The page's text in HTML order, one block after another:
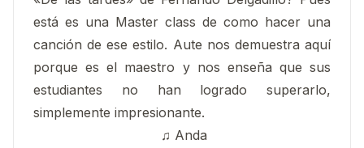
está es una Master class de como hacer una
canción de ese estilo. Aute nos demuestra aquí
porque es el maestro y nos enseña que sus
estudiantes no han logrado superarlo,
simplemente impresionante.
♫ Anda